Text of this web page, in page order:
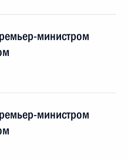
министром
министром